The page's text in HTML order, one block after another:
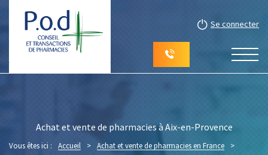
Se connecter
Achat et vente de pharmacies à Aix-en-Provence
Vous êtes ici : Accueil > Achat et vente de pharmacies en France
>